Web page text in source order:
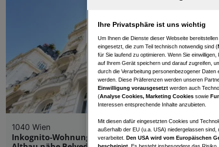
1040 Wien
Inkognito-Wohnung mit WOW-Effekt – stilvoller
Ihre Privatsphäre ist uns wichtig
Um Ihnen die Dienste dieser Webseite
eingesetzt, die zum Teil technisch notwendig sind (
für Sie laufend zu optimieren. Wenn Sie
auf Ihrem Gerät speichern und darauf zugreifen,
durch die Verarbeitung personenbezogener
werden. Diese Präferenzen werden unseren
Einwilligung vorausgesetzt werden auch
(Analyse Cookies, Marketing Cookies sowie
Interessen entsprechende Inhalte anzubieten.
Mit diesen dafür eingesetzten Cookies und
außerhalb der EU (u.a. USA) niedergelassen
verarbeitet. Den USA wird vom Europäischen
bescheinigt. Es besteht insbesondere das